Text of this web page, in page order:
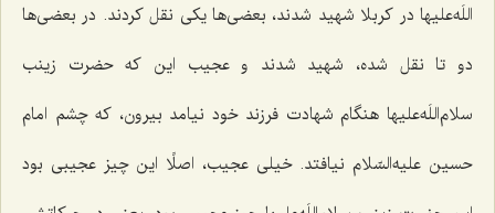
اللَه‌علیها در کربلا شهید شدند، بعضی‌ها یکی نقل کردند. در بعضی‌ها
دو تا نقل شده، شهید شدند و عجیب این که حضرت زینب
سلام‌اللَه‌علیها هنگام شهادت فرزند خود نیامد بیرون، که چشم امام
حسین علیه‌السّلام نیافتد. خیلی عجیب، اصلًا این چیز عجیبی بود